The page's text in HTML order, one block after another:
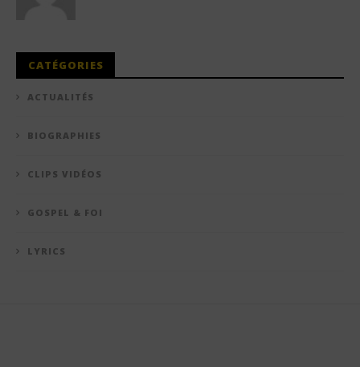
CATÉGORIES
ACTUALITÉS
BIOGRAPHIES
CLIPS VIDÉOS
GOSPEL & FOI
LYRICS